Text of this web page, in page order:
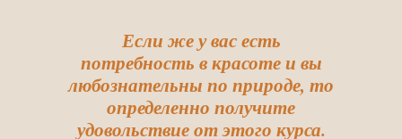
Если же у вас есть
потребность в красоте и вы
любознательны по природе, то
определенно получите
удовольствие от этого курса.